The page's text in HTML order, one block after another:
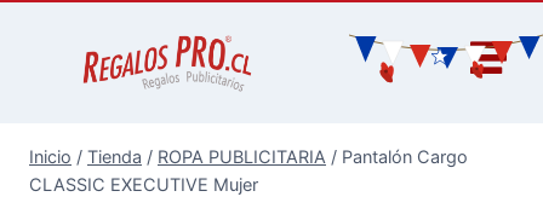
Inicio / Tienda / ROPA PUBLICITARIA / Pantalón Cargo
CLASSIC EXECUTIVE Mujer